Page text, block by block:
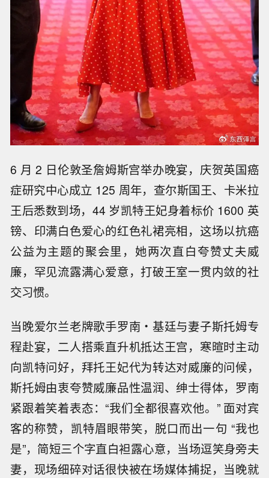
6 月 2 日伦敦圣詹姆斯宫举办晚宴，庆贺英国癌
症研究中心成立 125 周年，查尔斯国王、卡米拉
王后悉数到场，44 岁凯特王妃身着标价 1600 英
镑、印满白色爱心的红色礼裙亮相，这场以抗癌
公益为主题的聚会里，她两次直白夸赞丈夫威
廉，罕见流露满心爱意，打破王室一贯内敛的社
交习惯。
当晚爱尔兰老牌歌手罗南・基廷与妻子斯托姆专
程赴宴，二人搭乘直升机抵达王宫，寒暄时主动
向凯特问好，拜托王妃代为转达对威廉的问候，
斯托姆由衷夸赞威廉品性温润、绅士得体，罗南
紧跟着笑着表态：“我们全都很喜欢他。” 面对宾
客的称赞，凯特眉眼带笑，脱口而出一句 “我也
是”，简短三个字直白袒露心意，当场逗笑身旁夫
妻，现场细碎对话很快被在场媒体捕捉，当晚就